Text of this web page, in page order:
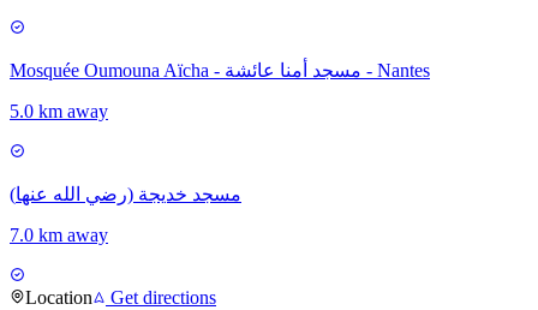
Mosquée Oumouna Aïcha - مسجد أمنا عائشة - Nantes
5.0 km away
(رضي الله عنها) مسجد خديجة
7.0 km away
Location Get directions